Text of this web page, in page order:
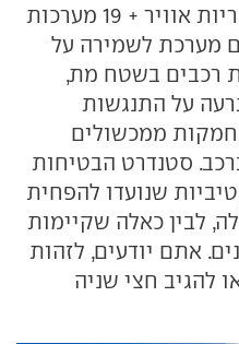
בזכות לא פחות משמונה כריות אוויר + 19 מערכות
מערכת לשמירה על
רכבים בשטח מת,
על התנגשות
ממכשולים
סטנדרט הבטיחות
שנועדו להפחית
לבין כאלה שקיימות
אתם יודעים, לזהות
להגיב חצי שניה